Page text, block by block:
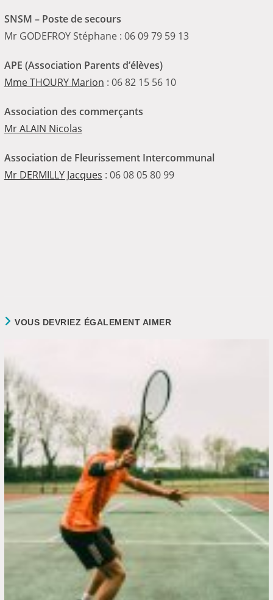
SNSM – Poste de secours
Mr GODEFROY Stéphane : 06 09 79 59 13
APE (Association Parents d’élèves)
Mme THOURY Marion : 06 82 15 56 10
Association des commerçants
Mr ALAIN Nicolas
Association de Fleurissement Intercommunal
Mr DERMILLY Jacques : 06 08 05 80 99
VOUS DEVRIEZ ÉGALEMENT AIMER